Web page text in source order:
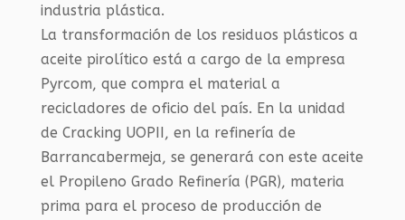
industria plástica.
La transformación de los residuos plásticos a
aceite pirolítico está a cargo de la empresa
Pyrcom, que compra el material a
recicladores de oficio del país. En la unidad
de Cracking UOPII, en la refinería de
Barrancabermeja, se generará con este aceite
el Propileno Grado Refinería (PGR), materia
prima para el proceso de producción de